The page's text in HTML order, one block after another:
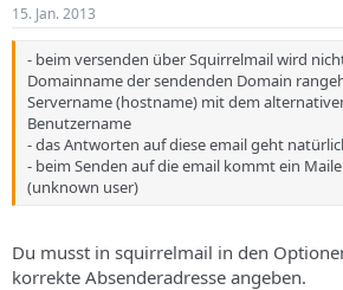
15. Jan. 2013
- beim versenden über Squirrelmail wird
Domainname der sendenden Domain
Servername (hostname) mit dem
Benutzername
- das Antworten auf diese email geht
- beim Senden auf die email kommt ein
(unknown user)
Du musst in squirrelmail in den
korrekte Absenderadresse angeben.